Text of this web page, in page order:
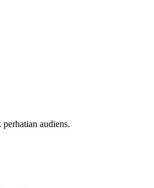
audiens.